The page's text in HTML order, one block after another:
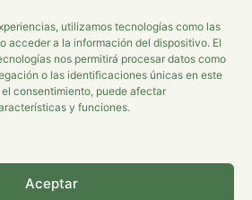
utilizamos tecnologías como las
acceder a la información del dispositivo. El
nos permitirá procesar datos como
o las identificaciones únicas en este
consentimiento, puede afectar
y funciones.
Aceptar
privacidad